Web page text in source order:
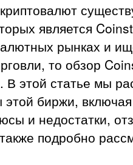
является
рынках и
то обзор
В этой статье мы
биржи,
и недостатки,
подробно